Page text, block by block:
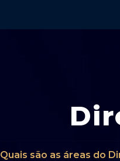
Quais são as áreas do